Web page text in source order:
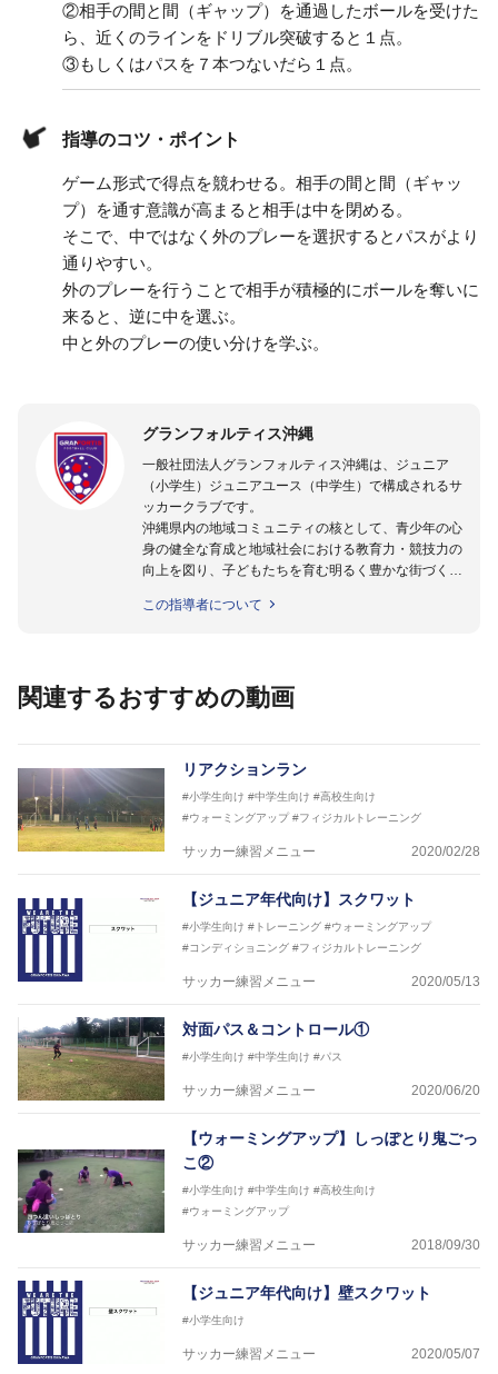
②相手の間と間（ギャップ）を通過したボールを受けた
ら、近くのラインをドリブル突破すると１点。
③もしくはパスを７本つないだら１点。
指導のコツ・ポイント
ゲーム形式で得点を競わせる。相手の間と間（ギャッ
プ）を通す意識が高まると相手は中を閉める。
そこで、中ではなく外のプレーを選択するとパスがより
通りやすい。
外のプレーを行うことで相手が積極的にボールを奪いに
来ると、逆に中を選ぶ。
中と外のプレーの使い分けを学ぶ。
グランフォルティス沖縄
一般社団法人グランフォルティス沖縄は、ジュニア
（小学生）ジュニアユース（中学生）で構成されるサ
ッカークラブです。
沖縄県内の地域コミュニティの核として、青少年の心
身の健全な育成と地域社会における教育力・競技力の
向上を図り、子どもたちを育む明るく豊かな街づくり
また、サッカーを通じ、長期的な視座に立った育成環
http://granfortis-okinawa.com/
この指導者について
関連するおすすめの動画
リアクションラン
#小学生向け #中学生向け #高校生向け
#ウォーミングアップ #フィジカルトレーニング
サッカー練習メニュー 2020/02/28
【ジュニア年代向け】スクワット
#小学生向け #トレーニング #ウォーミングアップ
#コンディショニング #フィジカルトレーニング
サッカー練習メニュー 2020/05/13
対面パス＆コントロール①
#小学生向け #中学生向け #パス
サッカー練習メニュー 2020/06/20
【ウォーミングアップ】しっぽとり鬼ごっ
こ②
#小学生向け #中学生向け #高校生向け
#ウォーミングアップ
サッカー練習メニュー 2018/09/30
【ジュニア年代向け】壁スクワット
#小学生向け
サッカー練習メニュー 2020/05/07